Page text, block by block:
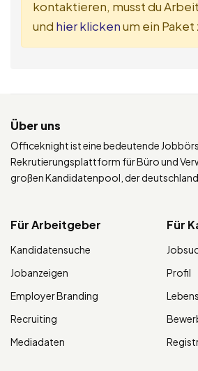
kontaktieren, musst du
und hier klickenum ein Paket
Über uns
Officeknight ist eine bedeutende
Rekrutierungsplattform für Büro und
großen Kandidatenpool, der
Für Arbeitgeber
Kandidatensuche
Jobanzeigen
Employer Branding
Recruiting
Mediadaten
Für
Profil